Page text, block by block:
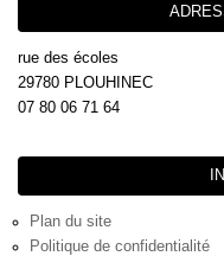
rue des écoles
29780 PLOUHINEC
07 80 06 71 64
Plan du site
Politique de confidentialité